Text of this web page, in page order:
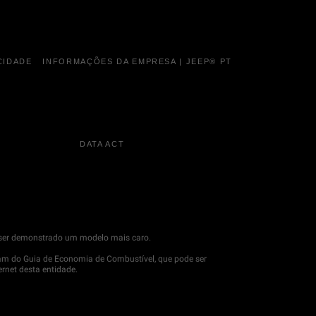
INFORMAÇÕES DA EMPRESA | JEEP® PT
DATA ACT
demonstrado um modelo mais caro.
do Guia de Economia de Combustível, que pode ser
desta entidade.